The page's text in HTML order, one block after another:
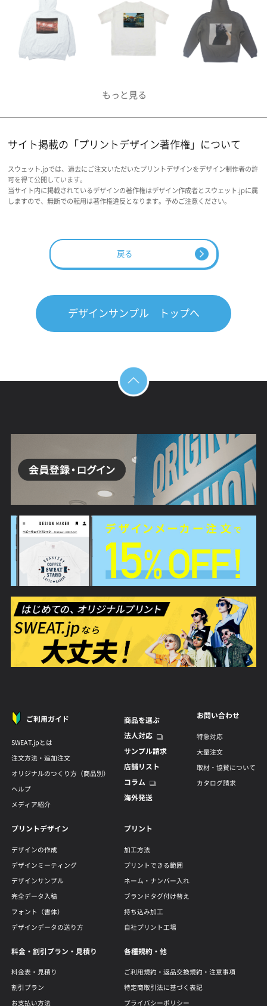
サイト掲載の「プリントデザイン著作権」について
スウェット.jpでは、過去にご注文いただいたプリントデザインをデザイン制作者の許
可を得て公開しています。
当サイト内に掲載されているデザインの著作権はデザイン作成者とスウェット.jpに属
しますので、無断での転用は著作権違反となります。予めご注意ください。
戻る
デザインサンプル トップへ
ご利用ガイド
SWEAT.jpとは
注文方法・追加注文
オリジナルのつくり方（商品別）
ヘルプ
メディア紹介
商品を選ぶ
法人対応
サンプル請求
店舗リスト
コラム
海外発送
お問い合わせ
特急対応
大量注文
取材・協賛について
カタログ請求
プリントデザイン
デザインの作成
デザインミーティング
デザインサンプル
完全データ入稿
フォント（書体）
デザインデータの送り方
プリント
加工方法
プリントできる範囲
ネーム・ナンバー入れ
ブランドタグ付け替え
持ち込み加工
自社プリント工場
料金・割引プラン・見積り
料金表・見積り
割引プラン
お支払い方法
各種規約・他
ご利用規約・返品交換規約・注意事項
特定商取引法に基づく表記
プライバシーポリシー